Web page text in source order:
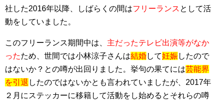
社した2016年以降、しばらくの間はフリーランス として活
動をしていました。
このフリーランス期間中は、 主だったテレビ出演等がなか
ったため、世間では小林涼子さんは結婚して妊娠したので
はないか？との噂が出回りました。挙句の果てには芸能界
を引退 したのではないかとも言われていましたが、2017年
２月にステッカーに移籍して活動をし始めるとそれらの噂